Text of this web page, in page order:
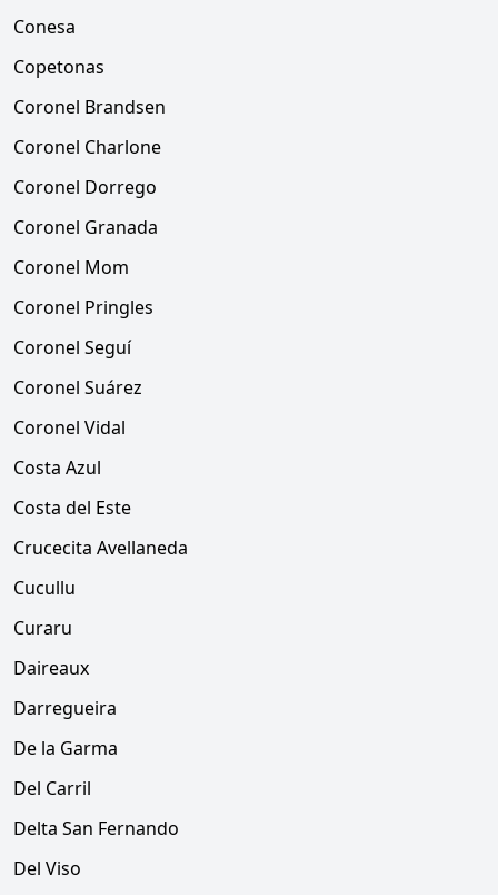
Conesa
Copetonas
Coronel Brandsen
Coronel Charlone
Coronel Dorrego
Coronel Granada
Coronel Mom
Coronel Pringles
Coronel Seguí
Coronel Suárez
Coronel Vidal
Costa Azul
Costa del Este
Crucecita Avellaneda
Cucullu
Curaru
Daireaux
Darregueira
De la Garma
Del Carril
Delta San Fernando
Del Viso